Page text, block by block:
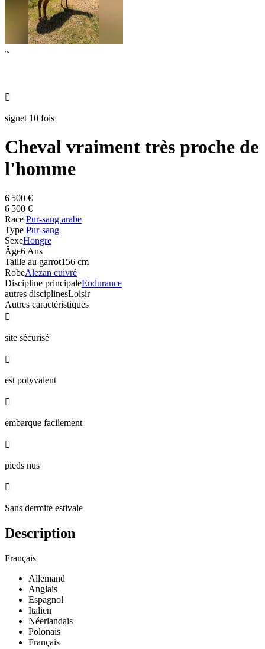
~

signet 10 fois
Cheval vraiment très proche de
l'homme
6 500 €
6 500 €
Race Pur-sang arabe
Type Pur-sang
SexeHongre
Âge6 Ans
Taille au garrot156 cm
RobeAlezan cuivré
Discipline principaleEndurance
autres disciplinesLoisir
Autres caractéristiques

site sécurisé

est polyvalent

embarque facilement

pieds nus

Sans dermite estivale
Description
Français
Allemand
Anglais
Espagnol
Italien
Néerlandais
Polonais
Français